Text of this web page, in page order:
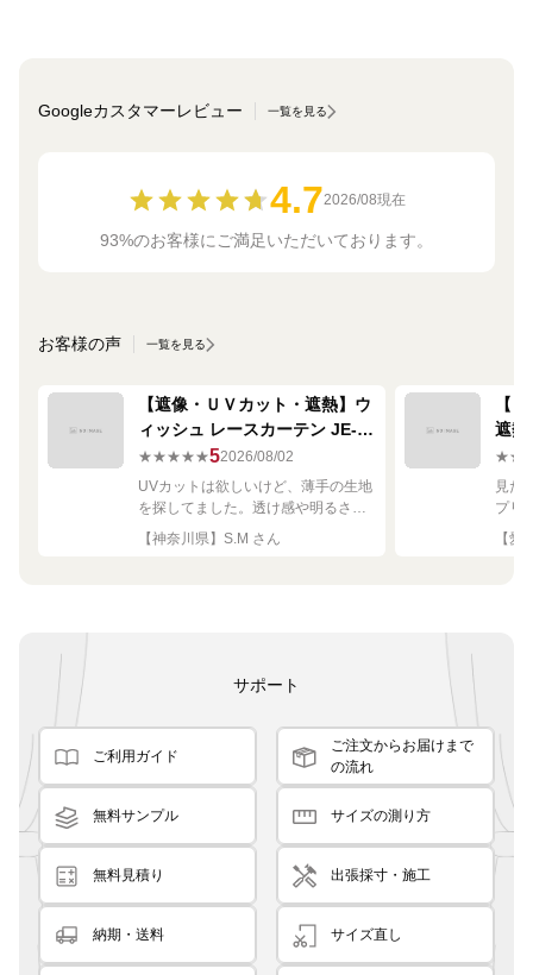
Googleカスタマーレビュー 一覧を見る
4.72026/08現在
93%のお客様にご満足いただいております。
お客様の声 一覧を見る
【遮像・ＵＶカット・遮熱】ウ
ィッシュ レースカーテン JE-
67249R シルバー
★★★★★52026/08/02
UVカットは欲しいけど、薄手の生地
を探してました。透け感や明るさも
ちょうど良く思った通りで満足で
す。
【神奈川県】S.M さん
【
遮熱
ー
見た
プリ
れい
【愛
サポート
ご利用ガイド
ご注文からお届けまで
の流れ
無料サンプル サイズの測り方
無料見積り 出張採寸・施工
納期・送料 サイズ直し